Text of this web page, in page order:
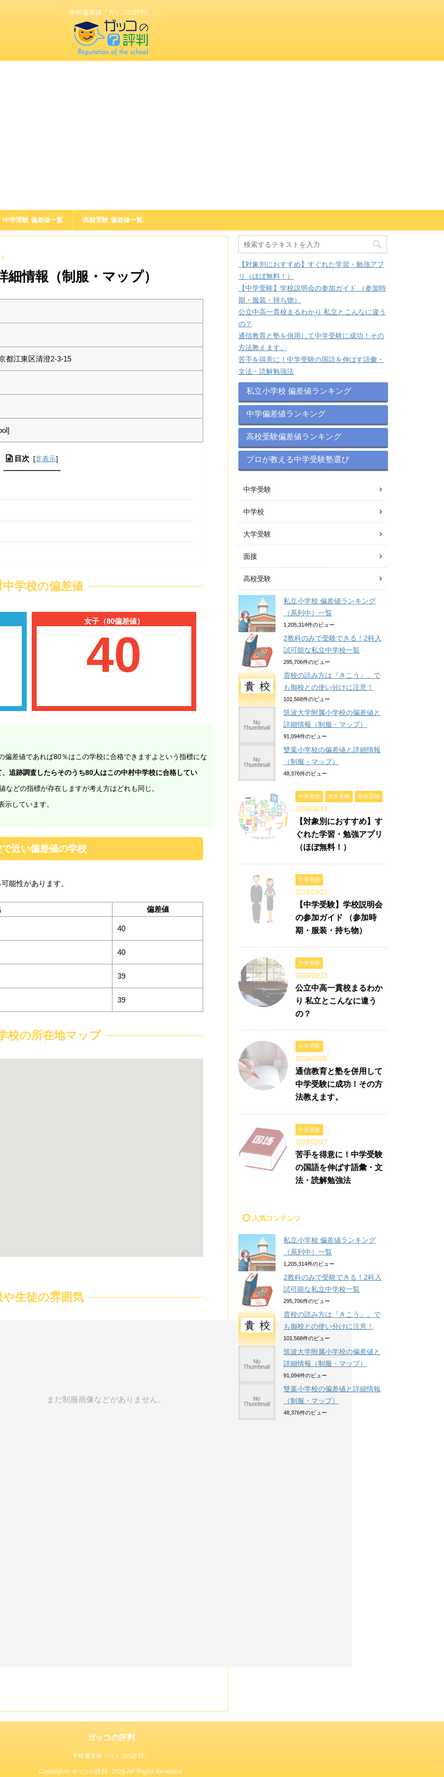
学校偏差値『ガッコの評判』
中学受験 偏差値一覧 高校受験 偏差値一覧
情報（制服・マップ）
都江東区清澄2-3-15
目次 [非表示]
中学校の偏差値
女子（80偏差値）
40
偏差値であれば80％はこの学校に合格できますよという指標にな
追跡調査したらそのうち80人はこの中村中学校に合格してい
どの指標が存在しますが考え方はどれも同じ。
しています。
近い偏差値の学校
能性があります。
偏差値
40
40
39
39
校の所在地マップ
や生徒の雰囲気
まだ制服画像などがありません。
【対象別におすすめ】すぐれた学習・勉強アプ
リ（ほぼ無料！）
【中学受験】学校説明会の参加ガイド （参加時
期・服装・持ち物）
公立中高一貫校まるわかり 私立とこんなに違う
の？
通信教育と塾を併用して中学受験に成功！その
方法教えます。
苦手を得意に！中学受験の国語を伸ばす語彙・
文法・読解勉強法
私立小学校 偏差値ランキング
中学偏差値ランキング
高校受験偏差値ランキング
プロが教える中学受験塾選び
中学受験
中学校
大学受験
面接
高校受験
私立小学校 偏差値ランキング
（系列中）一覧
1,205,314件のビュー
2教科のみで受験できる！2科入
試可能な私立中学校一覧
295,706件のビュー
貴校の読み方は『きこう』。で
も御校との使い分けに注意！
101,568件のビュー
筑波大学附属小学校の偏差値と
詳細情報（制服・マップ）
91,094件のビュー
雙葉小学校の偏差値と詳細情報
（制服・マップ）
48,376件のビュー
中学受験 大学受験 高校受験
2018/06/19
【対象別におすすめ】す
ぐれた学習・勉強アプリ
（ほぼ無料！）
中学受験
2018/03/23
【中学受験】学校説明会
の参加ガイド （参加時
期・服装・持ち物）
中学受験
2018/03/13
公立中高一貫校まるわか
り 私立とこんなに違う
の？
中学受験
2018/03/09
通信教育と塾を併用して
中学受験に成功！その方
法教えます。
中学受験
2018/02/27
苦手を得意に！中学受験
の国語を伸ばす語彙・文
法・読解勉強法
人気コンテンツ
私立小学校 偏差値ランキング
（系列中）一覧
1,205,314件のビュー
2教科のみで受験できる！2科入
試可能な私立中学校一覧
295,706件のビュー
貴校の読み方は『きこう』。で
も御校との使い分けに注意！
101,568件のビュー
筑波大学附属小学校の偏差値と
詳細情報（制服・マップ）
91,094件のビュー
雙葉小学校の偏差値と詳細情報
（制服・マップ）
48,376件のビュー
ガッコの評判
学校偏差値『ガッコの評判』
Copyright© ガッコの評判 , 2026 All Rights Reserved.